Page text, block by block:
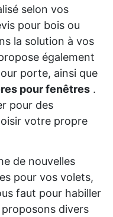
selon vos
pour bois ou
la solution à vos
également
porte, ainsi que
pour fenêtres .
pour des
votre propre
de nouvelles
pour vos volets,
faut pour habiller
divers